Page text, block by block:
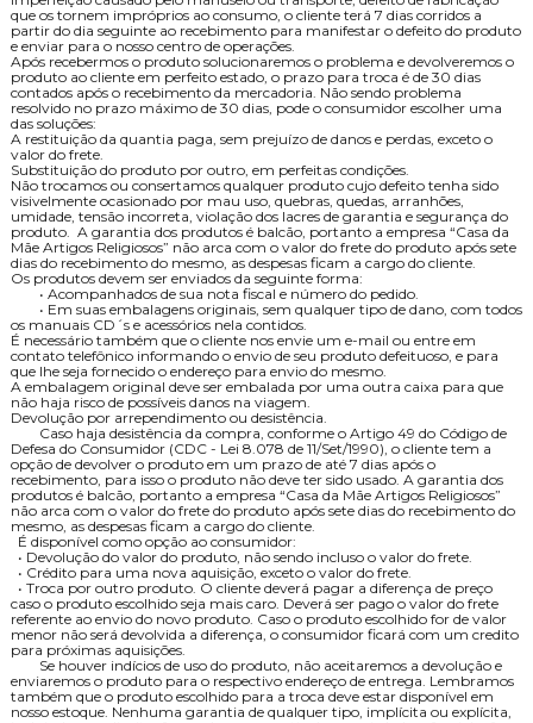
que os tornem impróprios ao consumo, o cliente terá 7 dias corridos a
partir do dia seguinte ao recebimento para manifestar o defeito do produto
e enviar para o nosso centro de operações.
Após recebermos o produto solucionaremos o problema e devolveremos o
produto ao cliente em perfeito estado, o prazo para troca é de 30 dias
contados após o recebimento da mercadoria. Não sendo problema
resolvido no prazo máximo de 30 dias, pode o consumidor escolher uma
das soluções:
A restituição da quantia paga, sem prejuízo de danos e perdas, exceto o
valor do frete.
Substituição do produto por outro, em perfeitas condições.
Não trocamos ou consertamos qualquer produto cujo defeito tenha sido
visivelmente ocasionado por mau uso, quebras, quedas, arranhões,
umidade, tensão incorreta, violação dos lacres de garantia e segurança do
produto. A garantia dos produtos é balcão, portanto a empresa “Casa da
Mãe Artigos Religiosos” não arca com o valor do frete do produto após sete
dias do recebimento do mesmo, as despesas ficam a cargo do cliente.
Os produtos devem ser enviados da seguinte forma:
• Acompanhados de sua nota fiscal e número do pedido.
• Em suas embalagens originais, sem qualquer tipo de dano, com todos
os manuais CD´s e acessórios nela contidos.
É necessário também que o cliente nos envie um e-mail ou entre em
contato telefônico informando o envio de seu produto defeituoso, e para
que lhe seja fornecido o endereço para envio do mesmo.
A embalagem original deve ser embalada por uma outra caixa para que
não haja risco de possíveis danos na viagem.
Devolução por arrependimento ou desistência.
Caso haja desistência da compra, conforme o Artigo 49 do Código de
Defesa do Consumidor (CDC - Lei 8.078 de 11/Set/1990), o cliente tem a
opção de devolver o produto em um prazo de até 7 dias após o
recebimento, para isso o produto não deve ter sido usado. A garantia dos
produtos é balcão, portanto a empresa “Casa da Mãe Artigos Religiosos”
não arca com o valor do frete do produto após sete dias do recebimento do
mesmo, as despesas ficam a cargo do cliente.
É disponível como opção ao consumidor:
• Devolução do valor do produto, não sendo incluso o valor do frete.
• Crédito para uma nova aquisição, exceto o valor do frete.
• Troca por outro produto. O cliente deverá pagar a diferença de preço
caso o produto escolhido seja mais caro. Deverá ser pago o valor do frete
referente ao envio do novo produto. Caso o produto escolhido for de valor
menor não será devolvida a diferença, o consumidor ficará com um credito
para próximas aquisições.
Se houver indícios de uso do produto, não aceitaremos a devolução e
enviaremos o produto para o respectivo endereço de entrega. Lembramos
também que o produto escolhido para a troca deve estar disponível em
nosso estoque. Nenhuma garantia de qualquer tipo, implícita ou explícita,